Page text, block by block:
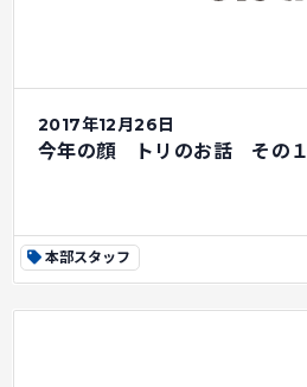
2017年12月26日
今年の顔 トリのお話 その１
本部スタッフ